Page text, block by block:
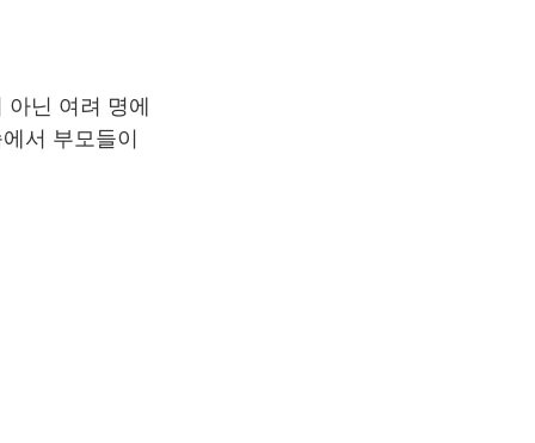
닌 여려 명에
서 부모들이